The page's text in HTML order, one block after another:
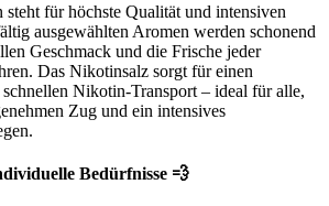
für höchste Qualität und intensiven
ausgewählten Aromen werden schonend
Geschmack und die Frische jeder
Das Nikotinsalz sorgt für einen
schnellen Nikotin-Transport – ideal für alle,
Zug und ein intensives
Bedürfnisse 💨